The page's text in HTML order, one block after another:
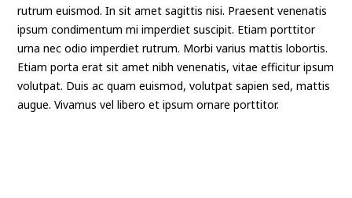
rutrum euismod. In sit amet sagittis nisi. Praesent venenatis
ipsum condimentum mi imperdiet suscipit. Etiam porttitor
urna nec odio imperdiet rutrum. Morbi varius mattis lobortis.
Etiam porta erat sit amet nibh venenatis, vitae efficitur ipsum
volutpat. Duis ac quam euismod, volutpat sapien sed, mattis
augue. Vivamus vel libero et ipsum ornare porttitor.